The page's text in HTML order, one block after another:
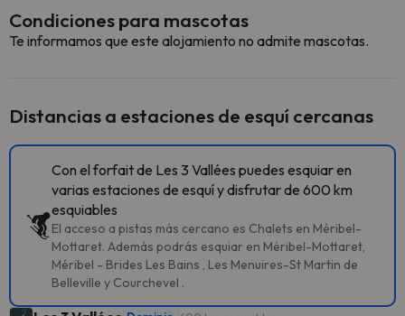
Condiciones para mascotas
Te informamos que este alojamiento no admite mascotas.
Distancias a estaciones de esquí cercanas
Con el forfait de Les 3 Vallées puedes esquiar en
varias estaciones de esquí y disfrutar de 600 km
esquiables
El acceso a pistas más cercano es Chalets en Méribel-
Mottaret. Además podrás esquiar en Méribel-Mottaret,
Méribel - Brides Les Bains , Les Menuires-St Martin de
Belleville y Courchevel .